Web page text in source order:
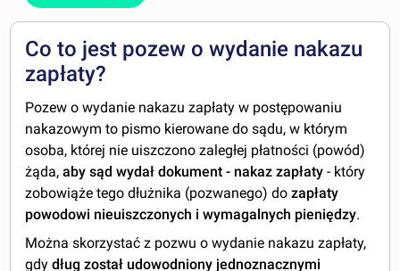
Co to jest pozew o wydanie nakazu
zapłaty?
Pozew o wydanie nakazu zapłaty w postępowaniu
nakazowym to pismo kierowane do sądu, w którym
osoba, której nie uiszczono zaległej płatności (powód)
żąda,aby sąd wydał dokument - nakaz zapłaty- który
zobowiąże tego dłużnika (pozwanego) dozapłaty
powodowi nieuiszczonych i wymagalnych pieniędzy.
Można skorzystać z pozwu o wydanie nakazu zapłaty,
gdydług został udowodniony jednoznacznymi